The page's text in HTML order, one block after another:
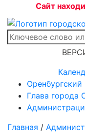
Сайт
Глава города
Главная /